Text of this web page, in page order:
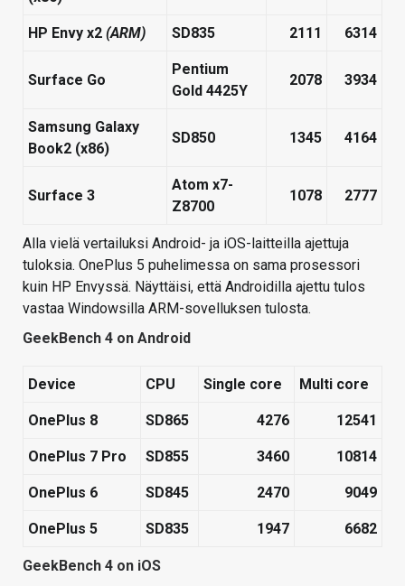
HP Envy x2 (ARM) SD835 2111​ 6314​
Surface Go
Pentium
Gold 4425Y
2078​ 3934​
Samsung Galaxy
Book2 (x86)
SD850 1345​ 4164​
Surface 3
Atom x7-
Z8700
1078​ 2777​
Alla vielä vertailuksi Android- ja iOS-laitteilla ajettuja
tuloksia. OnePlus 5 puhelimessa on sama prosessori
kuin HP Envyssä. Näyttäisi, että Androidilla ajettu tulos
vastaa Windowsilla ARM-sovelluksen tulosta.
GeekBench 4 on Android
Device CPU Single core Multi core
OnePlus 8 SD865 4276​ 12541​
OnePlus 7 Pro SD855 3460​ 10814​
OnePlus 6 SD845 2470​ 9049​
OnePlus 5 SD835 1947​ 6682​
GeekBench 4 on iOS